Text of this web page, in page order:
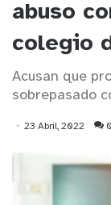
abuso
colegio
Acusan que
sobrepasado
23 Abril, 2022 0